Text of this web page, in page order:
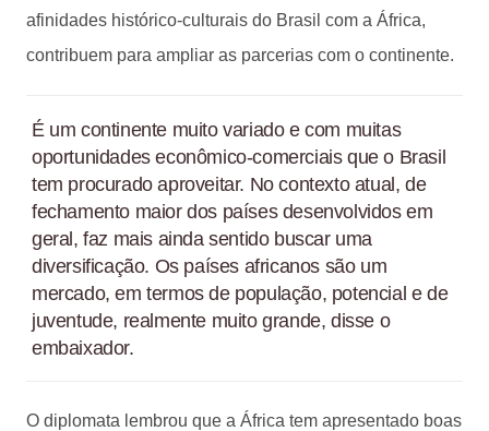
afinidades histórico-culturais do Brasil com a África,
contribuem para ampliar as parcerias com o continente.
É um continente muito variado e com muitas
oportunidades econômico-comerciais que o Brasil
tem procurado aproveitar. No contexto atual, de
fechamento maior dos países desenvolvidos em
geral, faz mais ainda sentido buscar uma
diversificação. Os países africanos são um
mercado, em termos de população, potencial e de
juventude, realmente muito grande, disse o
embaixador.
O diplomata lembrou que a África tem apresentado boas